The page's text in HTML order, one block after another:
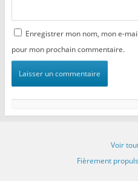
Enregistrer mon nom, mon e-
pour mon prochain commentaire.
Voir
Fièrement